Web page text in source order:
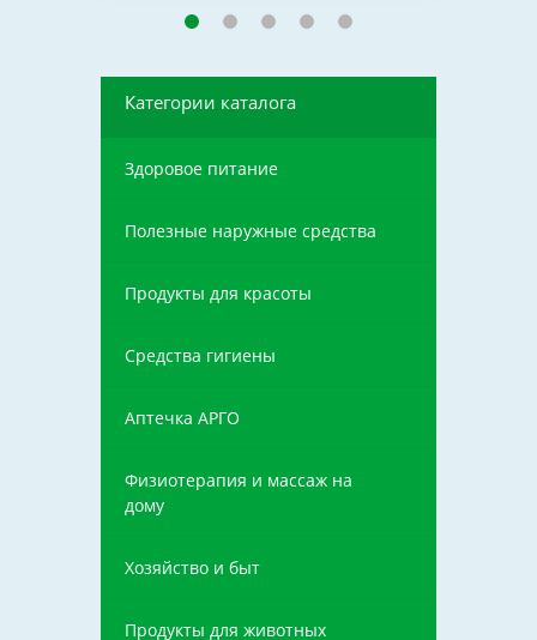
Категории каталога
Здоровое питание
Полезные наружные средства
Продукты для красоты
Средства гигиены
Аптечка АРГО
Физиотерапия и массаж на
дому
Хозяйство и быт
Продукты для животных